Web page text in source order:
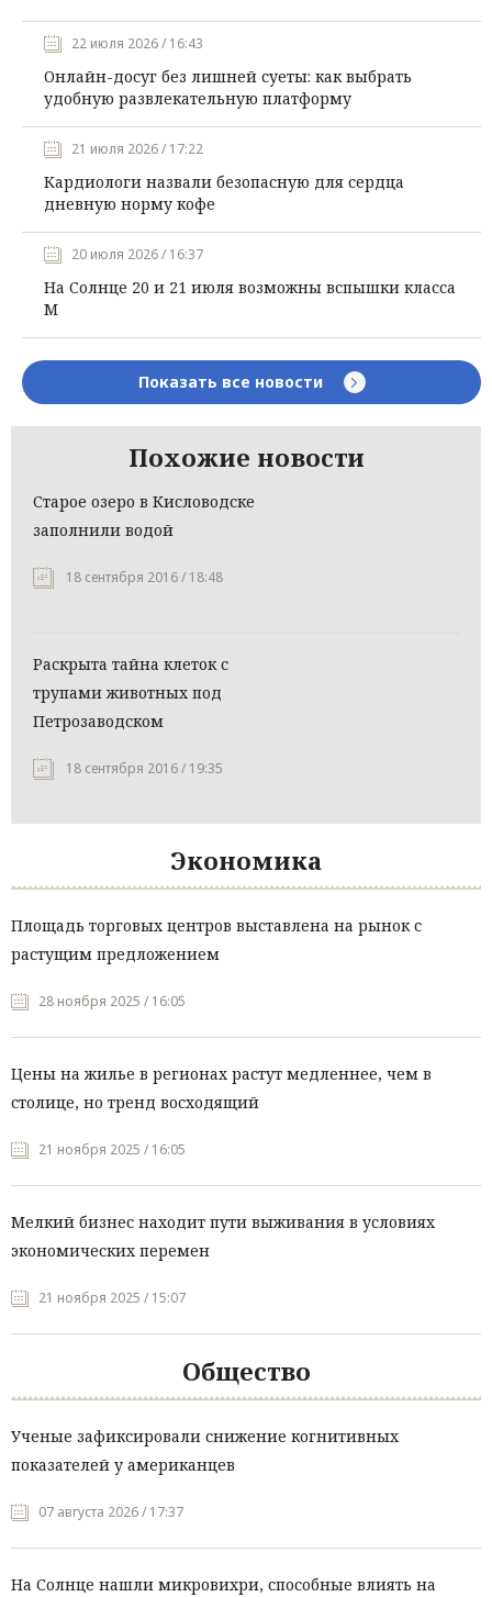
22 июля 2026 / 16:43
Онлайн-досуг без лишней суеты: как выбрать
удобную развлекательную платформу
21 июля 2026 / 17:22
Кардиологи назвали безопасную для сердца
дневную норму кофе
20 июля 2026 / 16:37
На Солнце 20 и 21 июля возможны вспышки класса
М
Показать все новости
Похожие новости
Старое озеро в Кисловодске
заполнили водой
18 сентября 2016 / 18:48
Раскрыта тайна клеток с
трупами животных под
Петрозаводском
18 сентября 2016 / 19:35
Экономика
Площадь торговых центров выставлена на рынок с
растущим предложением
28 ноября 2025 / 16:05
Цены на жилье в регионах растут медленнее, чем в
столице, но тренд восходящий
21 ноября 2025 / 16:05
Мелкий бизнес находит пути выживания в условиях
экономических перемен
21 ноября 2025 / 15:07
Общество
Ученые зафиксировали снижение когнитивных
показателей у американцев
07 августа 2026 / 17:37
На Солнце нашли микровихри, способные влиять на